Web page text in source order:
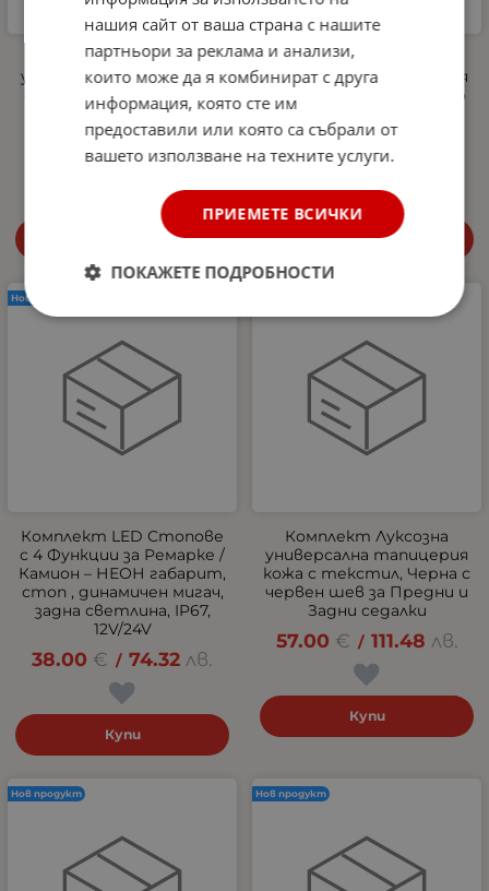
Комплект луксозна
универсална тапицерия
еко кожа, Черно-Кафяво
за предни и задни
седалки
€ / 142.19 лв.
Комплект луксозна
универсална тапицерия
еко кожа, Черно-Кафяво
за предни и задни
седалки
97.70 € / 191.08
Купи
Комплект LED Стопове
с 4 Функции за Ремарке /
Камион – НЕОН габарит,
стоп , динамичен мигач,
задна светлина, IP67,
12V/24V
38.00 € / 74.32 лв.
Купи
Нов продукт
Комплект Луксозна
универсална тапицерия
кожа с текстил, Черна с
червен шев за Предни и
Задни седалки
57.00 € / 111.48 лв.
Купи
Нов продукт Нов продукт
нашия сайт от ваша страна с нашите
партньори за реклама и анализи,
които може да я комбинират с друга
информация, която сте им
предоставили или която са събрали от
вашето използване на техните услуги.
ПРИЕМЕТЕ ВСИЧКИ
ПОКАЖЕТЕ ПОДРОБНОСТИ